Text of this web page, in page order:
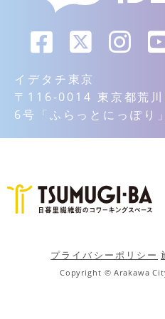
イデタチ東京
〒116-0014 東京都荒
6号「ふらっとにっぽり
プライバシーポリシー
Copyright © Arakawa